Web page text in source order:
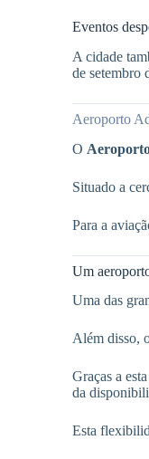
Eventos
A cidade
de setembro
Aeroporto
O
Situado a
Para a
Um
Uma das
Além disso,
Graças a
da
Esta